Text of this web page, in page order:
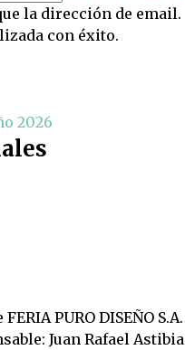
la dirección de email.
con éxito.
2026
FERIA PURO DISEÑO S.A.
Juan Rafael Astibia